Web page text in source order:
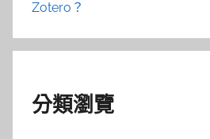
Zotero？
分類瀏覽